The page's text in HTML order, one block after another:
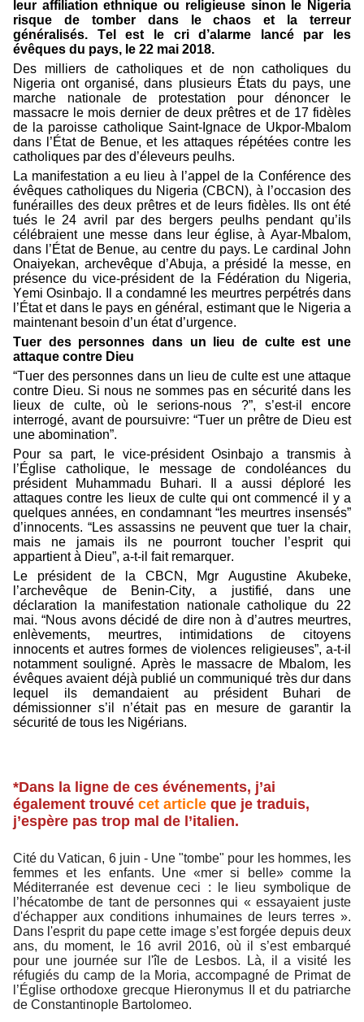
leur affiliation ethnique ou religieuse sinon le Nigeria
risque de tomber dans le chaos et la terreur
généralisés. Tel est le cri d’alarme lancé par les
évêques du pays, le 22 mai 2018.
Des milliers de catholiques et de non catholiques du
Nigeria ont organisé, dans plusieurs États du pays, une
marche nationale de protestation pour dénoncer le
massacre le mois dernier de deux prêtres et de 17 fidèles
de la paroisse catholique Saint-Ignace de Ukpor-Mbalom
dans l’État de Benue, et les attaques répétées contre les
catholiques par des d’éleveurs peulhs.
La manifestation a eu lieu à l’appel de la Conférence des
évêques catholiques du Nigeria (CBCN), à l’occasion des
funérailles des deux prêtres et de leurs fidèles. Ils ont été
tués le 24 avril par des bergers peulhs pendant qu’ils
célébraient une messe dans leur église, à Ayar-Mbalom,
dans l’État de Benue, au centre du pays. Le cardinal John
Onaiyekan, archevêque d’Abuja, a présidé la messe, en
présence du vice-président de la Fédération du Nigeria,
Yemi Osinbajo. Il a condamné les meurtres perpétrés dans
l’État et dans le pays en général, estimant que le Nigeria a
maintenant besoin d’un état d’urgence.
Tuer des personnes dans un lieu de culte est une
attaque contre Dieu
“Tuer des personnes dans un lieu de culte est une attaque
contre Dieu. Si nous ne sommes pas en sécurité dans les
lieux de culte, où le serions-nous ?”, s’est-il encore
interrogé, avant de poursuivre: “Tuer un prêtre de Dieu est
une abomination”.
Pour sa part, le vice-président Osinbajo a transmis à
l’Église catholique, le message de condoléances du
président Muhammadu Buhari. Il a aussi déploré les
attaques contre les lieux de culte qui ont commencé il y a
quelques années, en condamnant “les meurtres insensés”
d’innocents. “Les assassins ne peuvent que tuer la chair,
mais ne jamais ils ne pourront toucher l’esprit qui
appartient à Dieu”, a-t-il fait remarquer.
Le président de la CBCN, Mgr Augustine Akubeke,
l’archevêque de Benin-City, a justifié, dans une
déclaration la manifestation nationale catholique du 22
mai. “Nous avons décidé de dire non à d’autres meurtres,
enlèvements, meurtres, intimidations de citoyens
innocents et autres formes de violences religieuses”, a-t-il
notamment souligné. Après le massacre de Mbalom, les
évêques avaient déjà publié un communiqué très dur dans
lequel ils demandaient au président Buhari de
démissionner s’il n’était pas en mesure de garantir la
sécurité de tous les Nigérians.
*Dans la ligne de ces événements, j’ai
également trouvé cet article que je traduis,
j’espère pas trop mal de l’italien.
Cité du Vatican, 6 juin - Une "tombe" pour les hommes, les
femmes et les enfants. Une «mer si belle» comme la
Méditerranée est devenue ceci : le lieu symbolique de
l’hécatombe de tant de personnes qui « essayaient juste
d'échapper aux conditions inhumaines de leurs terres ».
Dans l'esprit du pape cette image s’est forgée depuis deux
ans, du moment, le 16 avril 2016, où il s’est embarqué
pour une journée sur l'île de Lesbos. Là, il a visité les
réfugiés du camp de la Moria, accompagné de Primat de
l’Église orthodoxe grecque Hieronymus II et du patriarche
de Constantinople Bartolomeo.